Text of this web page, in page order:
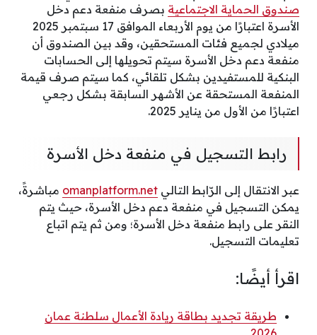
صندوق الحماية الاجتماعية بصرف منفعة دعم دخل
الأسرة اعتبارًا من يوم الأربعاء الموافق 17 سبتمبر 2025
ميلادي لجميع فئات المستحقين، وقد بين الصندوق أن
منفعة دعم دخل الأسرة سيتم تحويلها إلى الحسابات
البنكية للمستفيدين بشكل تلقائي، كما سيتم صرف قيمة
المنفعة المستحقة عن الأشهر السابقة بشكل رجعي
اعتبارًا من الأول من يناير 2025.
رابط التسجيل في منفعة دخل الأسرة
عبر الانتقال إلى الرّابط التالي omanplatform.net مباشرةً،
يمكن التسجيل في منفعة دعم دخل الأسرة، حيث يتم
النقر على رابط منفعة دخل الأسرة؛ ومن ثم يتم اتباع
تعليمات التسجيل.
اقرأ أيضًا:
طريقة تجديد بطاقة ريادة الأعمال سلطنة عمان